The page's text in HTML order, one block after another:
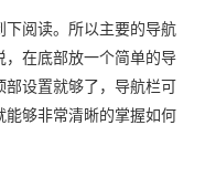
下阅读。所以主要的导航
，在底部放一个简单的导
部设置就够了，导航栏可
能够非常清晰的掌握如何